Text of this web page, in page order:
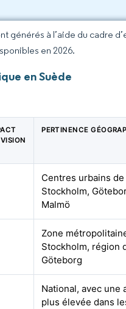
générés à l’aide du cadre
en 2026.
en Suède
PERTINENCE
Centres urbains de
Stockholm,
Malmö
Zone
Stockholm, région
Göteborg
National, avec une
plus élevée dans